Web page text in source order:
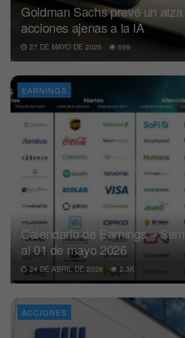
Goldman Sachs prevé un
acciones ajenas a la IA
27 DE MAYO DE 2026 699
EARNINGS
Calendario de Earnings –
al 01 de mayo 2026
24 DE ABRIL DE 2026 2.3K
ACCIONES